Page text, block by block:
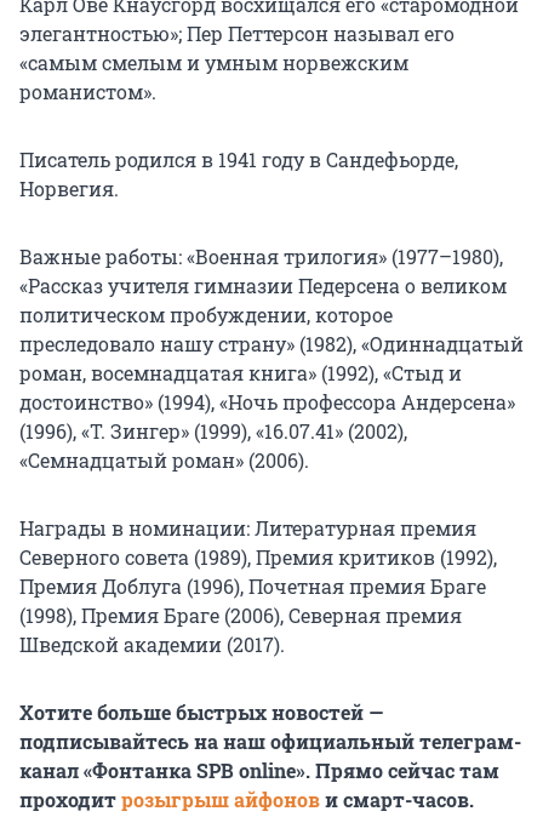
элегантностью»; Пер Петтерсон называл его
«самым смелым и умным норвежским
романистом».
Писатель родился в 1941 году в Сандефьорде,
Норвегия.
Важные работы: «Военная трилогия» (1977–1980),
«Рассказ учителя гимназии Педерсена о великом
политическом пробуждении, которое
преследовало нашу страну» (1982), «Одиннадцатый
роман, восемнадцатая книга» (1992), «Стыд и
достоинство» (1994), «Ночь профессора Андерсена»
(1996), «Т. Зингер» (1999), «16.07.41» (2002),
«Семнадцатый роман» (2006).
Награды в номинации: Литературная премия
Северного совета (1989), Премия критиков (1992),
Премия Доблуга (1996), Почетная премия Браге
(1998), Премия Браге (2006), Северная премия
Шведской академии (2017).
Хотите больше быстрых новостей —
подписывайтесь на наш официальный телеграм-
канал «Фонтанка SPB online». Прямо сейчас там
проходитрозыгрыш айфонови смарт-часов.